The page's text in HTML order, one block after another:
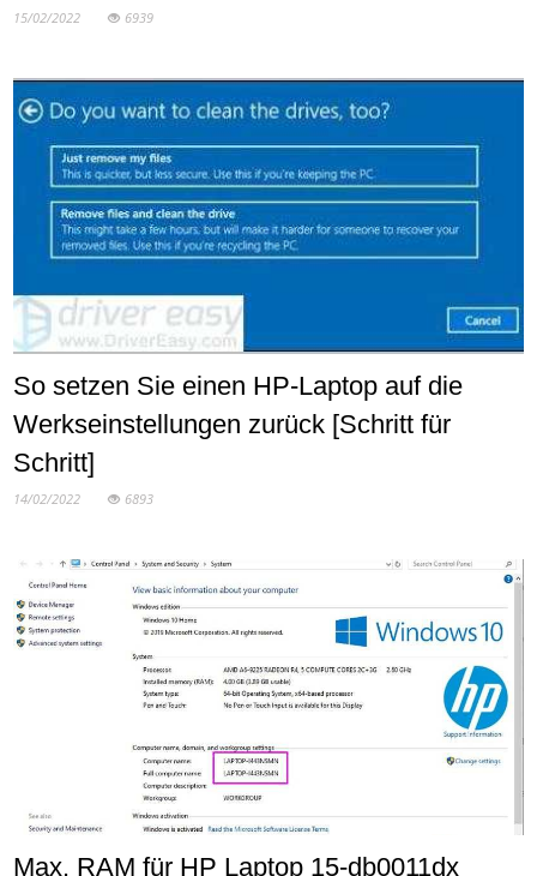
15/02/2022 6939
So setzen Sie einen HP-Laptop auf die
Werkseinstellungen zurück [Schritt für
Schritt]
14/02/2022 6893
Max. RAM für HP Laptop 15-db0011dx